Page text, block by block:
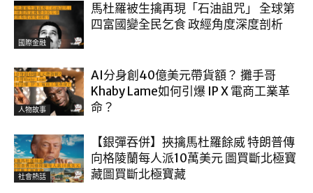
國際金融
馬杜羅被生擒再現「石油詛咒」 全球第
四富國變全民乞食 政經角度深度剖析
人物故事
AI分身創40億美元帶貨額？ 攤手哥
Khaby Lame如何引爆 IP X 電商工業革
命？
社會熱話
【銀彈吞併】挾擒馬杜羅餘威 特朗普傳
向格陵蘭每人派10萬美元 圖買斷北極寶
藏圖買斷北極寶藏